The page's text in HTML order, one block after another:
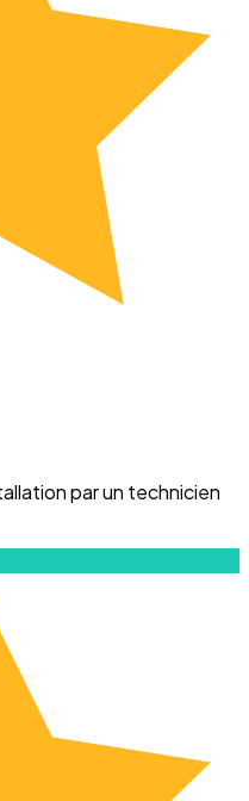
par un technicien